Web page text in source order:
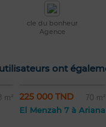
cle du bonheur
Agence
ont
m² 225 000 TND 70 m²
El Menzah 7 à Ariana